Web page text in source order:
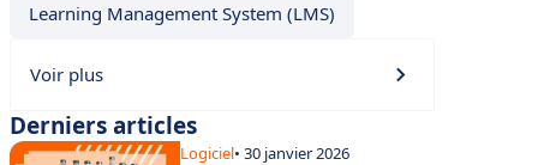
Learning Management System (LMS)
Voir plus
Derniers articles
Logiciel• 30 janvier 2026